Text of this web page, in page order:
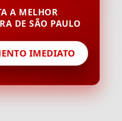
A MELHOR
DE SÃO PAULO
IMEDIATO